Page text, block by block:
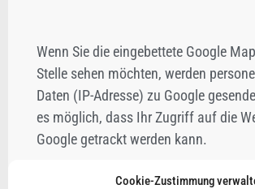
Cookie-Zustimmung
Wenn Sie die eingebettete Google
Stelle sehen möchten, werden
Daten (IP-Adresse) zu Google
es möglich, dass Ihr Zugriff auf die
Google getrackt werden kann.